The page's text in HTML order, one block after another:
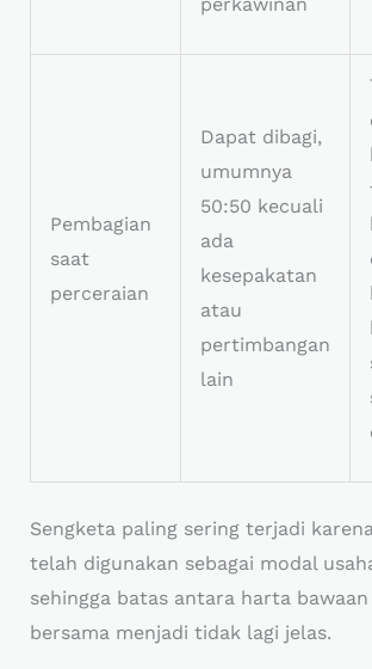
Pembagian
saat
perceraian
Dapat dibagi,
umumnya
50:50 kecuali
ada
kesepakatan
atau
pertimbangan
lain
Sengketa paling sering terjadi
telah digunakan sebagai modal
sehingga batas antara harta
bersama menjadi tidak lagi jelas.